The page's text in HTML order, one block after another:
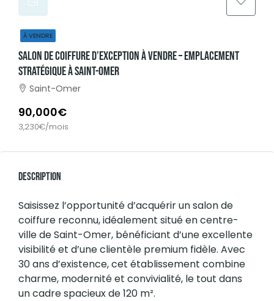
À VENDRE
Salon De Coiffure D’exception À Vendre – Emplacement
Stratégique À Saint-Omer
Saint-Omer
90,000€
3,230€/mois
Description
Saisissez l’opportunité d’acquérir un salon de
coiffure reconnu, idéalement situé en centre-
ville de Saint-Omer, bénéficiant d’une excellente
visibilité et d’une clientèle premium fidèle. Avec
30 ans d’existence, cet établissement combine
charme, modernité et convivialité, le tout dans
un cadre spacieux de 120 m².